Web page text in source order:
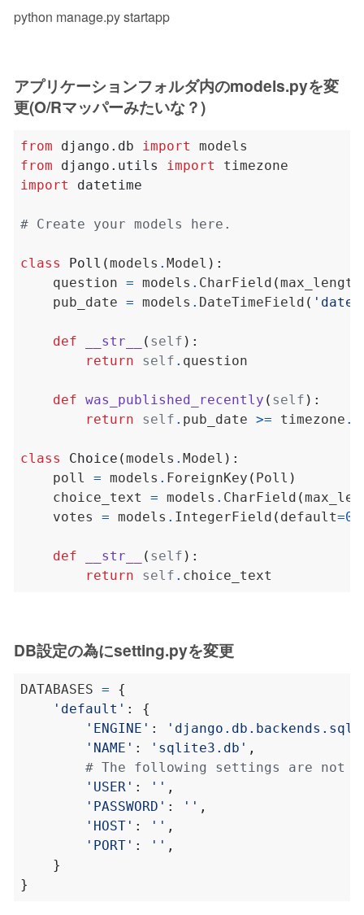
python manage.py startapp
アプリケーションフォルダ内のmodels.pyを変
更(O/Rマッパーみたいな？)
from django.db import
from
django.utils import
import
datetime
# Create your models here.
class Poll (models . Model ):
    question
= models . CharField (max_length
    pub_date
= models . DateTimeField ( 'date
def __str__ ( self ):
return
self .
def was_published_recently ( self ):
return
self . pub_date >= timezone .
class Choice (models . Model ):
    poll
= models . ForeignKey ( Poll )
    choice_text
= models . CharField (
    votes
= models . IntegerField ( default=0
def __str__ ( self ):
return
self .
DB設定の為にsetting.pyを変更
DATABASES =
{
'default' :
{
'ENGINE' :
'NAME' : 'sqlite3.db' ,
# The following settings are not
'USER' : '' ,
'PASSWORD' : '' ,
'HOST' : '' ,
'PORT' : '' ,
}
}